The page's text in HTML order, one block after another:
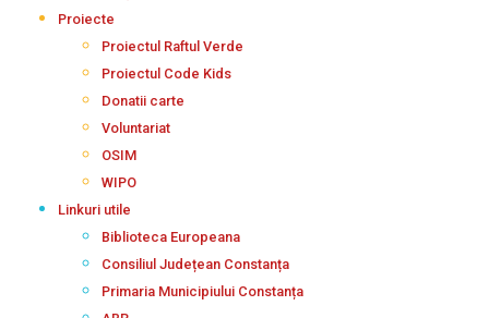
Proiecte
Proiectul Raftul Verde
Proiectul Code Kids
Donatii carte
Voluntariat
OSIM
WIPO
Linkuri utile
Biblioteca Europeana
Consiliul Județean Constanța
Primaria Municipiului Constanța